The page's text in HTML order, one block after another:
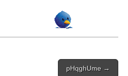
pHqghUme →